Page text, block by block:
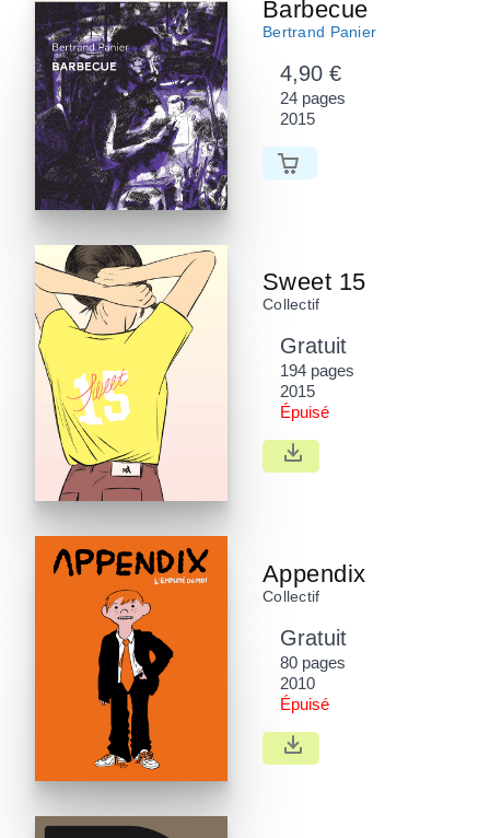
Barbecue
Bertrand Panier
4,90 €
24 pages
2015
Sweet 15
Collectif
Gratuit
194 pages
2015
Épuisé
Appendix
Collectif
Gratuit
80 pages
2010
Épuisé